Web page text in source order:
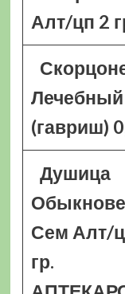
Алт/цп 2
Лечебный
(гавриш)
Душица
Сем Алт/
гр.